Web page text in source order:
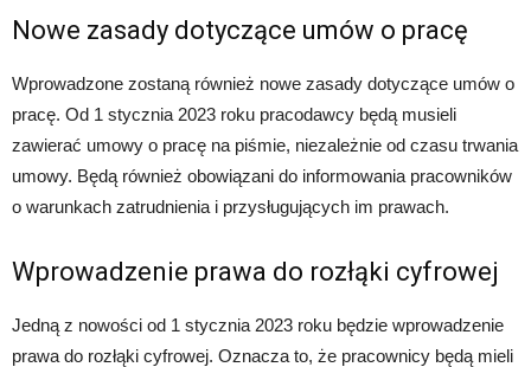
Nowe zasady dotyczące umów o pracę
Wprowadzone zostaną również nowe zasady dotyczące umów o
pracę. Od 1 stycznia 2023 roku pracodawcy będą musieli
zawierać umowy o pracę na piśmie, niezależnie od czasu trwania
umowy. Będą również obowiązani do informowania pracowników
o warunkach zatrudnienia i przysługujących im prawach.
Wprowadzenie prawa do rozłąki cyfrowej
Jedną z nowości od 1 stycznia 2023 roku będzie wprowadzenie
prawa do rozłąki cyfrowej. Oznacza to, że pracownicy będą mieli